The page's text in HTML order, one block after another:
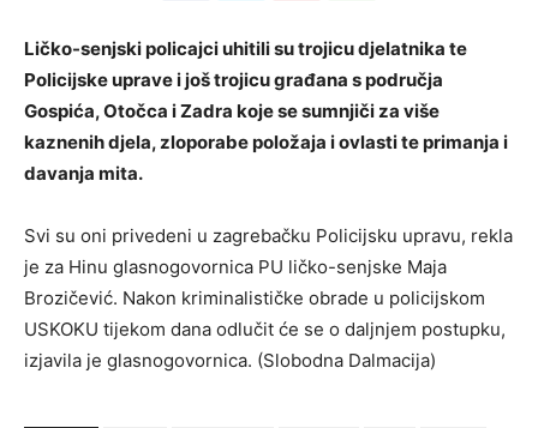
Ličko-senjski policajci uhitili su trojicu djelatnika te
Policijske uprave i još trojicu građana s područja
Gospića, Otočca i Zadra koje se sumnjiči za više
kaznenih djela, zloporabe položaja i ovlasti te primanja i
davanja mita.
Svi su oni privedeni u zagrebačku Policijsku upravu, rekla
je za Hinu glasnogovornica PU ličko-senjske Maja
Brozičević. Nakon kriminalističke obrade u policijskom
USKOKU tijekom dana odlučit će se o daljnjem postupku,
izjavila je glasnogovornica. (Slobodna Dalmacija)